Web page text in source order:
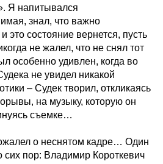
Я напитывался
знал, что важно
это состояние вернется, пусть
не жалел, что не снял тот
особенно удивлен, когда во
не увидел никакой
– Судек творил, откликаясь
на музыку, которую он
съемке…
о неснятом кадре… Один
сих пор: Владимир Короткевич